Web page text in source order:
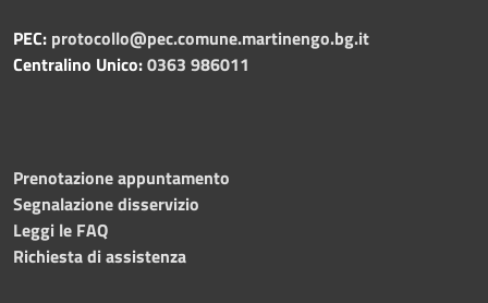
PEC: protocollo@pec.comune.martinengo.bg.it
Centralino Unico:0363 986011
Prenotazione appuntamento
Segnalazione disservizio
Leggi le FAQ
Richiesta di assistenza